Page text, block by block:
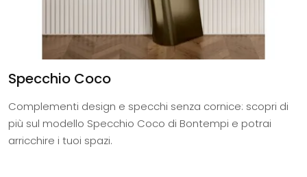
Specchio Coco
Complementi design e specchi senza cornice: scopri di
più sul modello Specchio Coco di Bontempi e potrai
arricchire i tuoi spazi.